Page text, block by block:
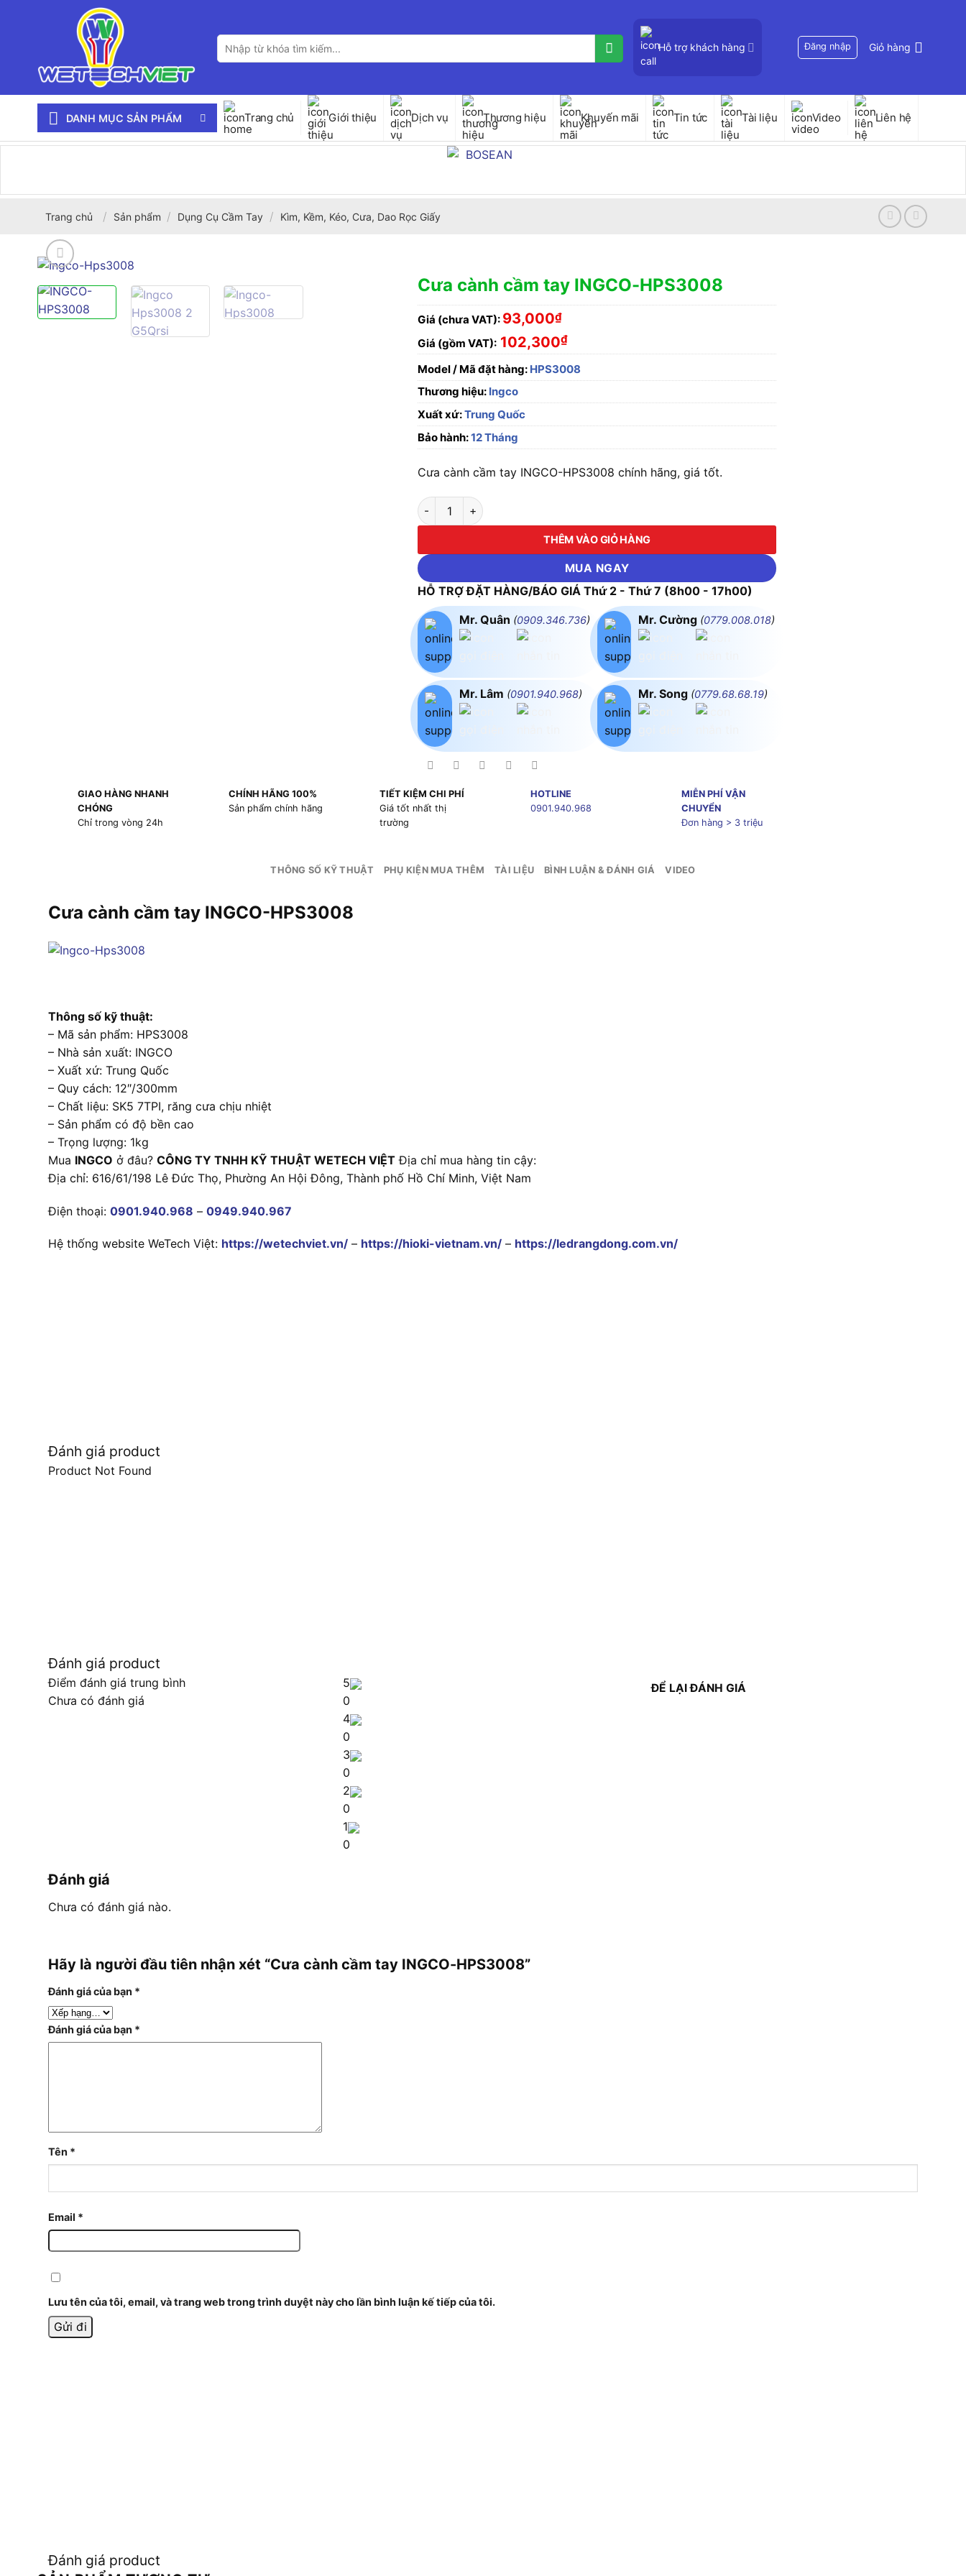
Tìm
kiếm:
Hỗ trợ khách hàng Đăng nhập Giỏ hàng
DANH MỤC SẢN PHẨM Trang chủ Giới thiệu Dịch vụ Thương hiệu Khuyến mãi Tin tức Tài liệu Video Liên hệ
Trang chủ / Sản phẩm / Dụng Cụ Cầm Tay / Kìm, Kềm, Kéo, Cưa, Dao Rọc Giấy
Cưa cành cầm tay INGCO-HPS3008
Giá (chưa VAT): 93,000₫
Giá (gồm VAT): 102,300₫
Model / Mã đặt hàng: HPS3008
Thương hiệu: Ingco
Xuất xứ:Trung Quốc
Bảo hành:12 Tháng
Cưa cành cầm tay INGCO-HPS3008 chính hãng, giá tốt.
Cưa cành cầm tay INGCO-HPS3008 số lượng
THÊM VÀO GIỎ HÀNG
MUA NGAY
HỖ TRỢ ĐẶT HÀNG/BÁO GIÁ Thứ 2 - Thứ 7 (8h00 - 17h00)
Mr. Quân (0909.346.736)
Mr. Lâm (0901.940.968)
Mr. Cường (0779.008.018)
Mr. Song (0779.68.68.19)
GIAO HÀNG NHANH
CHÓNG
Chỉ trong vòng 24h
CHÍNH HÃNG 100%
Sản phẩm chính hãng
TIẾT KIỆM CHI PHÍ
Giá tốt nhất thị
trường
HOTLINE
0901.940.968
MIỄN PHÍ VẬN
CHUYỂN
Đơn hàng > 3 triệu
THÔNG SỐ KỸ THUẬT PHỤ KIỆN MUA THÊM TÀI LIỆU BÌNH LUẬN & ĐÁNH GIÁ VIDEO
Cưa cành cầm tay INGCO-HPS3008
Thông số kỹ thuật:
– Mã sản phẩm: HPS3008
– Nhà sản xuất: INGCO
– Xuất xứ: Trung Quốc
– Quy cách: 12″/300mm
– Chất liệu: SK5 7TPI, răng cưa chịu nhiệt
– Sản phẩm có độ bền cao
– Trọng lượng: 1kg
Mua INGCO ở đâu? CÔNG TY TNHH KỸ THUẬT WETECH VIỆT Địa chỉ mua hàng tin cậy:
Địa chỉ: 616/61/198 Lê Đức Thọ, Phường An Hội Đông, Thành phố Hồ Chí Minh, Việt Nam
Điện thoại: 0901.940.968 – 0949.940.967
Hệ thống website WeTech Việt: https://wetechviet.vn/ – https://hioki-vietnam.vn/ – https://ledrangdong.com.vn/
Đánh giá product
Product Not Found
Đánh giá product
Điểm đánh giá trung bình
Chưa có đánh giá
5
0
4
0
3
0
2
0
1
0
ĐỂ LẠI ĐÁNH GIÁ
Đánh giá
Chưa có đánh giá nào.
Hãy là người đầu tiên nhận xét “Cưa cành cầm tay INGCO-HPS3008”
Đánh giá của bạn *
Đánh giá của bạn *
Tên *
Email *
Lưu tên của tôi, email, và trang web trong trình duyệt này cho lần bình luận kế tiếp của tôi.
Đánh giá product